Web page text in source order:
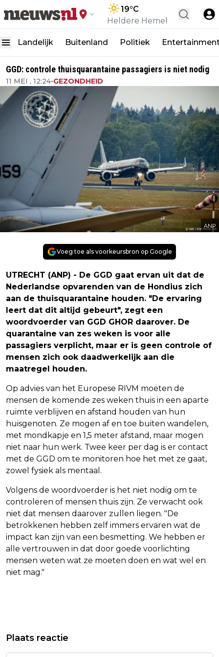
19°C
Heldere Hemel
Landelijk Buitenland Politiek
GGD: controle thuisquarantaine passagiers is niet nodig
11 MEI , 12:24•GEZONDHEID
ANP
Voeg toe als voorkeursbron op Google
UTRECHT (ANP) - De GGD gaat ervan uit dat de
Nederlandse opvarenden van de Hondius zich
aan de thuisquarantaine houden. "De ervaring
leert dat dit altijd gebeurt", zegt een
woordvoerder van GGD GHOR daarover. De
quarantaine van zes weken is voor alle
passagiers verplicht, maar er is geen controle of
mensen zich ook daadwerkelijk aan die
maatregel houden.
Op advies van het Europese RIVM moeten de
mensen de komende zes weken thuis in een aparte
ruimte verblijven en afstand houden van hun
huisgenoten. Ze mogen af en toe buiten wandelen,
met mondkapje en 1,5 meter afstand, maar mogen
niet naar hun werk. Twee keer per dag is er contact
met de GGD om te monitoren hoe het met ze gaat,
zowel fysiek als mentaal.
Volgens de woordvoerder is het niet nodig om te
controleren of mensen thuis zijn. Ze verwacht ook
niet dat mensen daarover zullen liegen. "De
betrokkenen hebben zelf immers ervaren wat de
impact kan zijn van een besmetting. We hebben er
alle vertrouwen in dat door goede voorlichting
mensen weten wat ze moeten doen en wat wel en
niet mag."
LIVEMUZIEK OP SONGFESTIVAL
GGD: CONTROLE THUISQUARANTAINE
Plaats reactie